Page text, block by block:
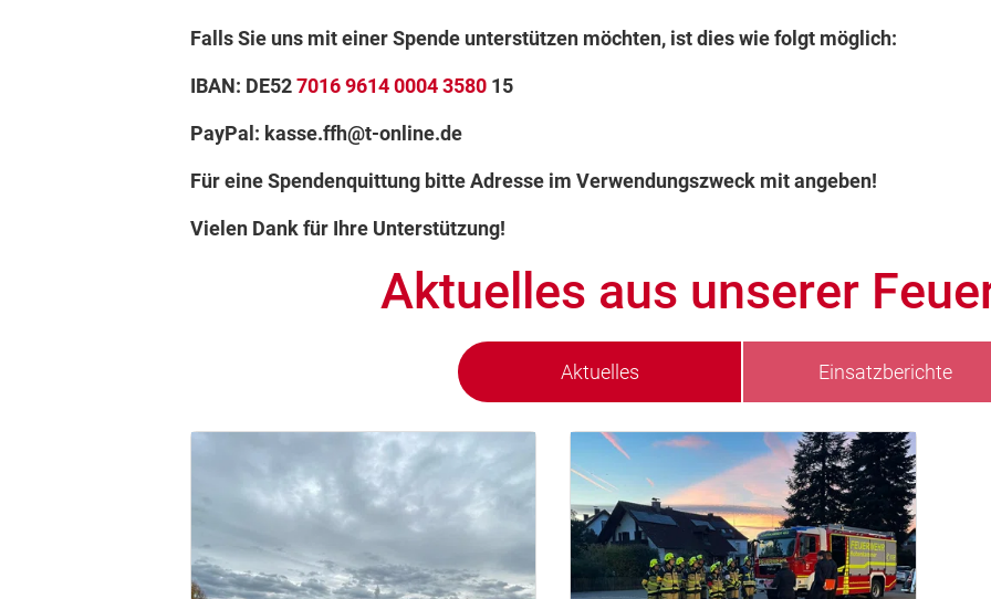
Falls Sie uns mit einer Spende unterstützen möchten, ist dies wie folgt möglich:
IBAN: DE527016 9614 0004 3580 15
PayPal: kasse.ffh@t-online.de
Für eine Spendenquittung bitte Adresse im Verwendungszweck mit angeben!
Vielen Dank für Ihre Unterstützung!
Aktuelles aus unserer
Aktuelles Einsatzberichte